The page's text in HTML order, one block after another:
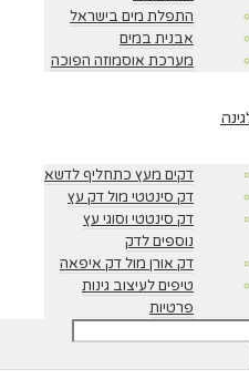
התפלת מים בישראל
אבנית במים
מערכת אוסמוזה הפוכה
דקים מעץ כתחליף לדשא
דק סינטטי מול דק עץ
דק סינטטי וסוגי עץ
נוספים לדק
דק אורן מול דק איפאה
טיפים לעיצוב גינות
פרטיות